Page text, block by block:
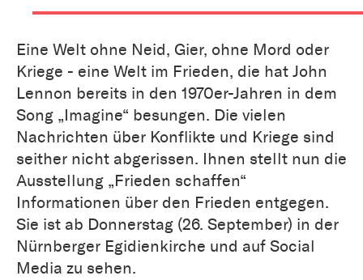
Eine Welt ohne Neid, Gier, ohne Mord oder
Kriege - eine Welt im Frieden, die hat John
Lennon bereits in den 1970er-Jahren in dem
Song „Imagine“ besungen. Die vielen
Nachrichten über Konflikte und Kriege sind
seither nicht abgerissen. Ihnen stellt nun die
Ausstellung „Frieden schaffen“
Informationen über den Frieden entgegen.
Sie ist ab Donnerstag (26. September) in der
Nürnberger Egidienkirche und auf Social
Media zu sehen.